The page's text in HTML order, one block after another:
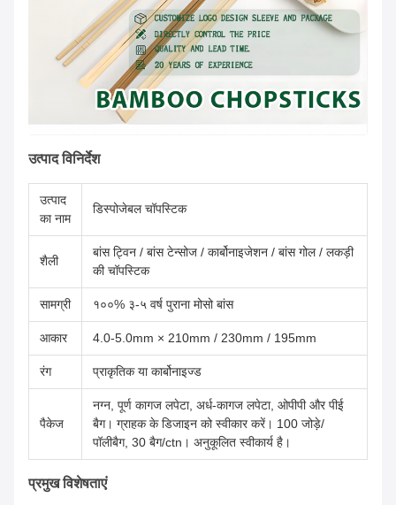
उत्पाद विनिर्देश
उत्पाद
का नाम
डिस्पोजेबल चॉपस्टिक
शैली
बांस ट्विन / बांस टेन्सोज / कार्बोनाइजेशन / बांस गोल / लकड़ी
की चॉपस्टिक
सामग्री १००% ३-५ वर्ष पुराना मोसो बांस
आकार 4.0-5.0mm × 210mm / 230mm / 195mm
रंग प्राकृतिक या कार्बोनाइज्ड
पैकेज
नग्न, पूर्ण कागज लपेटा, अर्ध-कागज लपेटा, ओपीपी और पीई
बैग। ग्राहक के डिजाइन को स्वीकार करें। 100 जोड़े/
पॉलीबैग, 30 बैग/ctn। अनुकूलित स्वीकार्य है।
प्रमुख विशेषताएं